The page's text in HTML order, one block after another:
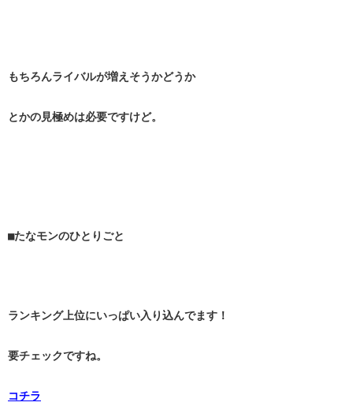
もちろんライバルが増えそうかどうか
とかの見極めは必要ですけど。
■たなモンのひとりごと
ランキング上位にいっぱい入り込んでます！
要チェックですね。
コチラ